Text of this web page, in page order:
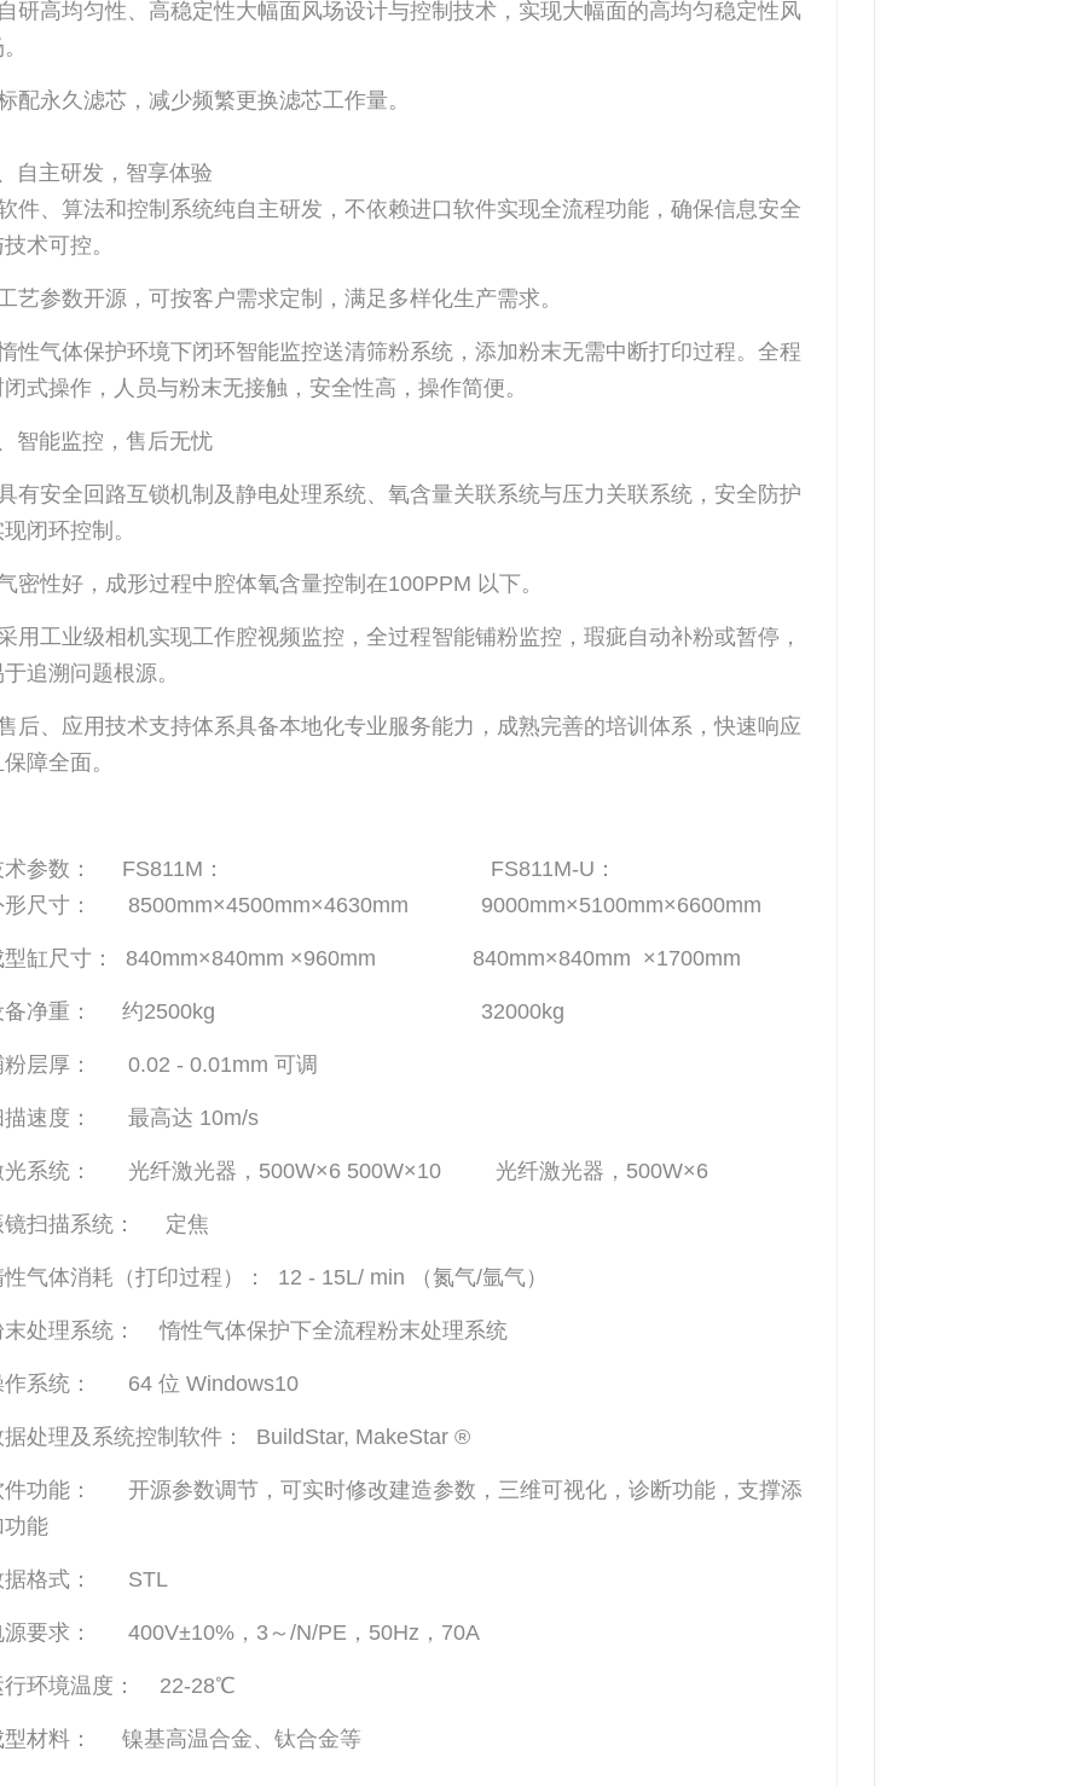
研高均匀性、高稳定性大幅面风场设计与控制技术，实现大幅面的高均匀稳定性风
配永久滤芯，减少频繁更换滤芯工作量。
自主研发，智享体验
件、算法和控制系统纯自主研发，不依赖进口软件实现全流程功能，确保信息安全
术可控。
艺参数开源，可按客户需求定制，满足多样化生产需求。
性气体保护环境下闭环智能监控送清筛粉系统，添加粉末无需中断打印过程。全程
闭式操作，人员与粉末无接触，安全性高，操作简便。
智能监控，售后无忧
有安全回路互锁机制及静电处理系统、氧含量关联系统与压力关联系统，安全防护
闭环控制。
密性好，成形过程中腔体氧含量控制在100PPM 以下。
用工业级相机实现工作腔视频监控，全过程智能铺粉监控，瑕疵自动补粉或暂停，
追溯问题根源。
后、应用技术支持体系具备本地化专业服务能力，成熟完善的培训体系，快速响应
障全面。
术参数： FS811M： FS811M-U：
形尺寸： 8500mm×4500mm×4630mm 9000mm×5100mm×6600mm
型缸尺寸： 840mm×840mm ×960mm 840mm×840mm ×1700mm
备净重： 约2500kg 32000kg
粉层厚： 0.02 - 0.01mm 可调
描速度： 最高达 10m/s
光系统： 光纤激光器，500W×6 500W×10 光纤激光器，500W×6
镜扫描系统： 定焦
性气体消耗（打印过程）： 12 - 15L/ min （氮气/氩气）
末处理系统： 惰性气体保护下全流程粉末处理系统
作系统： 64 位 Windows10
据处理及系统控制软件： BuildStar, MakeStar ®
件功能： 开源参数调节，可实时修改建造参数，三维可视化，诊断功能，支撑添
功能
据格式： STL
源要求： 400V±10%，3～/N/PE，50Hz，70A
行环境温度： 22-28℃
型材料： 镍基高温合金、钛合金等